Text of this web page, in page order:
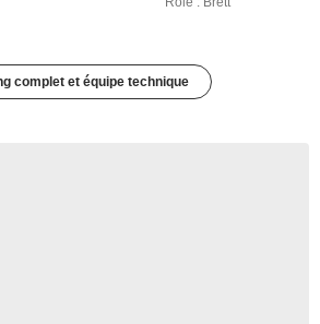
complet et équipe technique